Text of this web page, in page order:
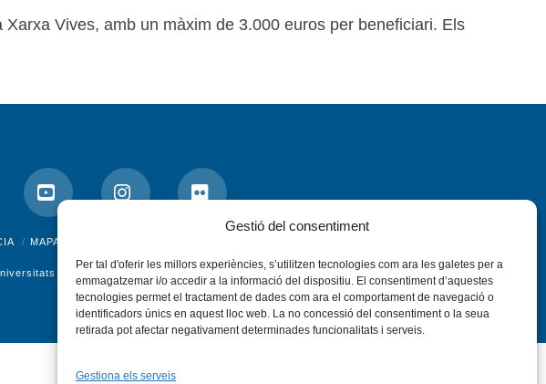
Gestió del consentiment
Per tal d'oferir les millors experiències, s’utilitzen tecnologies com ara les galetes per a
emmagatzemar i/o accedir a la informació del dispositiu. El consentiment d’aquestes
tecnologies permet el tractament de dades com ara el comportament de navegació o
identificadors únics en aquest lloc web. La no concessió del consentiment o la seua
retirada pot afectar negativament determinades funcionalitats i serveis.
Gestiona els serveis
Vives, amb un màxim de 3.000 euros per beneficiari. Els
YouTube
MAPA DEL WEB